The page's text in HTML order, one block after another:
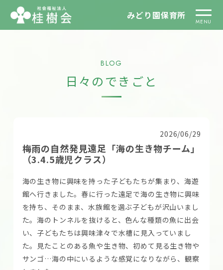
みどり園保育所
BLOG
日々のできごと
2026/06/29
梅雨の自然発見遠足「海の生き物チーム」
（3.4.5歳児クラス）
海の生き物に興味を持った子どもたちが集まり、海遊
館へ行きました。春に行った遠足で海の生き物に興味
を持ち、そのまま、水族館を選ぶ子どもが沢山いまし
た。海のトンネルを抜けると、色んな種類の魚に出会
い、子どもたちは興味津々で水槽に見入っていまし
た。見たことのある魚や生き物、初めて見る生き物や
サンゴ…海の中にいるような感覚になりながら、観察